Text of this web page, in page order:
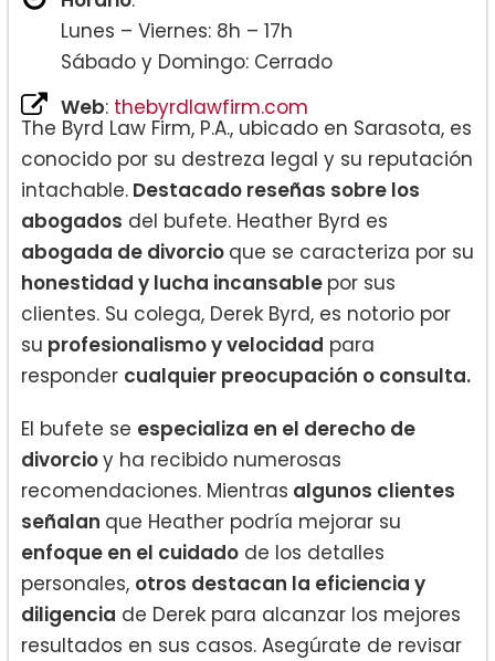
Lunes – Viernes: 8h – 17h
Sábado y Domingo: Cerrado
Web: thebyrdlawfirm.com
The Byrd Law Firm, P.A., ubicado en Sarasota, es
conocido por su destreza legal y su reputación
intachable. Destacado reseñas sobre los
abogados del bufete. Heather Byrd es
abogada de divorcio que se caracteriza por su
honestidad y lucha incansable por sus
clientes. Su colega, Derek Byrd, es notorio por
su profesionalismo y velocidad para
responder cualquier preocupación o consulta.
El bufete se especializa en el derecho de
divorcioy ha recibido numerosas
recomendaciones. Mientras algunos clientes
señalan que Heather podría mejorar su
enfoque en el cuidado de los detalles
personales, otros destacan la eficiencia y
diligencia de Derek para alcanzar los mejores
resultados en sus casos. Asegúrate de revisar